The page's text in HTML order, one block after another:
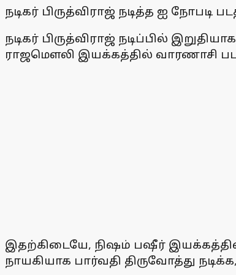
நடிகர் பிருத்விராஜ் நடித்த ஐ நோபடி
நடிகர் பிருத்விராஜ் நடிப்பில்
ராஜமௌலி இயக்கத்தில் வாரணாசி
இதற்கிடையே, நிஷம் பஷீர் இயக்கத்தில்
நாயகியாக பார்வதி திருவோத்து